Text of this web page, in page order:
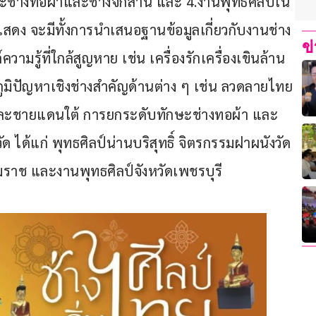
ง จะมีทั้งการนำเสนอฐานข้อมูลเกี่ยวกับงานช่าง
ามรู้ที่ใกล้สูญหาย เช่น เครื่องรักเครื่องเขินล้าน
ปัญหาเชิงช่างสำคัญด้านต่าง ๆ เช่น ลวดลายไทย
ชายแดนใต้ การยกระดับทักษะช่างทอผ้า และ
ได้แก่ พุทธศิลป์น่านบริสุทธิ์ จิตรกรรมฝาผนังวัด
าช และงานพุทธศิลป์จังหวัดเพชรบุรี
ข่